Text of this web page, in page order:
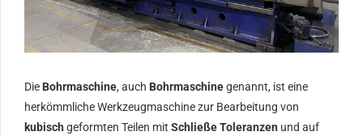
Die Bohrmaschine, auch Bohrmaschinegenannt, ist eine
herkömmliche Werkzeugmaschine zur Bearbeitung von
kubisch geformten Teilen mit Schließe Toleranzen und auf